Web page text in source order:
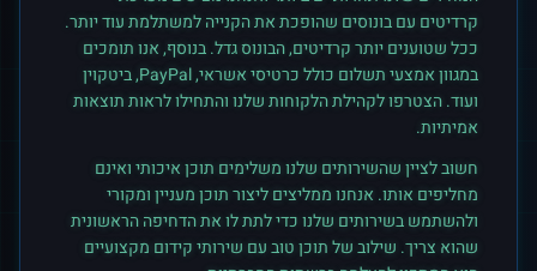
קרדיטים עם בונוסים שהופכת את הקנייה למשתלמת עוד יותר.
ככל שטוענים יותר קרדיטים, הבונוס גדל. בנוסף, אנו תומכים
במגוון אמצעי תשלום כולל כרטיסי אשראי, PayPal, ביטקוין
ועוד. הצטרפו לקהילת הלקוחות שלנו והתחילו לראות תוצאות
אמיתיות.
חשוב לציין שהשירותים שלנו משלימים תוכן איכותי ואינם
מחליפים אותו. אנחנו ממליצים ליצור תוכן מעניין ומקורי
ולהשתמש בשירותים שלנו כדי לתת לו את הדחיפה הראשונית
שהוא צריך. שילוב של תוכן טוב עם שירותי קידום מקצועיים